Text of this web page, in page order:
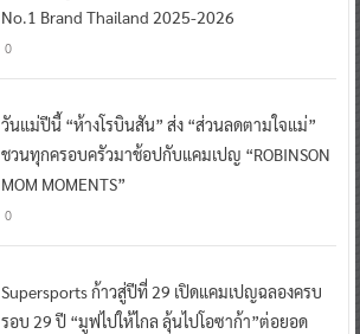
No.1 Brand Thailand 2025-2026
0
วันแม่ปีนี้ “ห้างโรบินสัน” ส่ง “ส่วนลดตามใจแม่”
ชวนทุกครอบครัวมาช้อปกับแคมเปญ “ROBINSON
MOM MOMENTS”
0
Supersports ก้าวสู่ปีที่ 29 เปิดแคมเปญฉลองครบ
รอบ 29 ปี “มูฟไปให้ไกล ลุ้นไปโอซาก้า”ต่อยอด